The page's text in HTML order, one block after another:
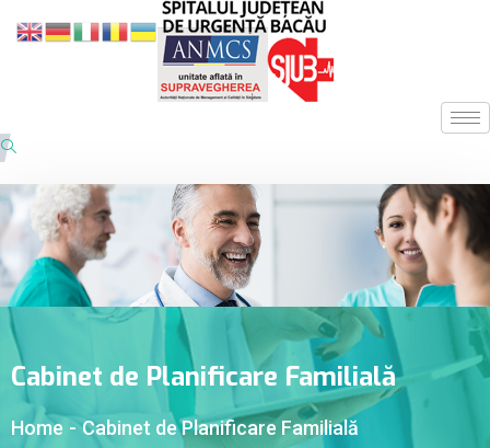
Cabinet de Planificare Familială
Home - Cabinet de Planificare Familială